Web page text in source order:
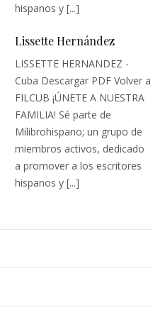
hispanos y [...]
Lissette Hernández
LISSETTE HERNANDEZ -
Cuba Descargar PDF Volver a
FILCUB ¡ÚNETE A NUESTRA
FAMILIA! Sé parte de
Milibrohispano; un grupo de
miembros activos, dedicado
a promover a los escritores
hispanos y [...]